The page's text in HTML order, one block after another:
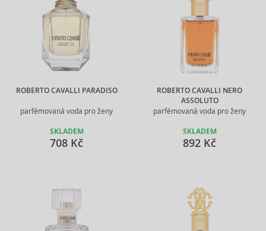
ROBERTO CAVALLI PARADISO
parfémovaná voda pro ženy
SKLADEM
708 Kč
ROBERTO CAVALLI NERO
ASSOLUTO
parfémovaná voda pro ženy
SKLADEM
892 Kč